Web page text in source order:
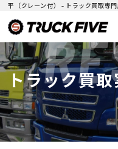
平（クレーン付） - トラック買取専
トラック買